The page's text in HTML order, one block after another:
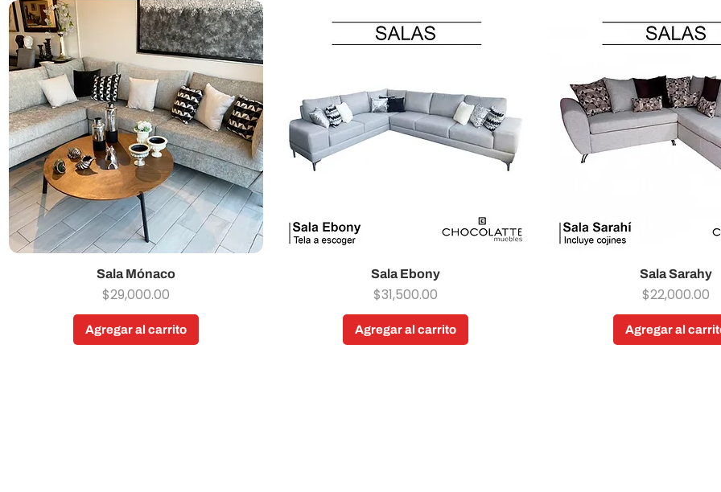
Vista rápida
Sala Mónaco
Precio
$29,000.00
Agregar al carrito
Vista rápida
Sala Ebony
Precio
$31,500.00
Agregar al carrito
Vista rápida
Sala Sarahy
Precio
$22,000.00
Agregar al